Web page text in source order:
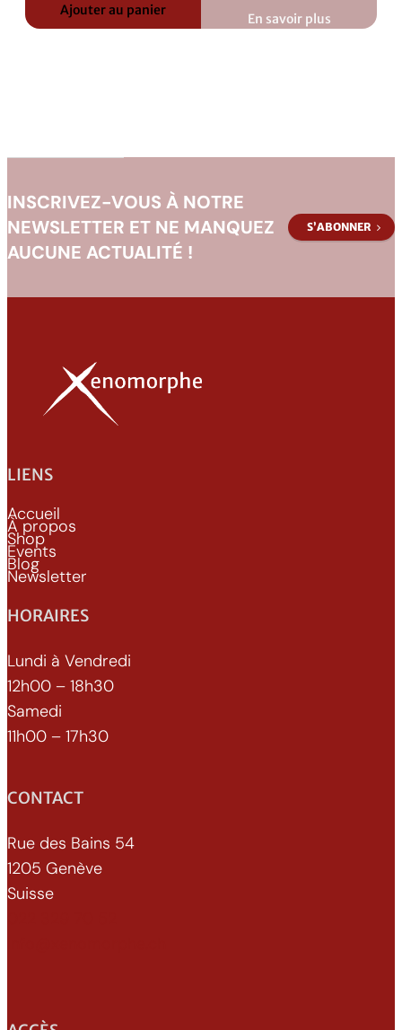
Ajouter au panier
En savoir plus
:
INSCRIVEZ-VOUS À NOTRE
NEWSLETTER ET NE MANQUEZ
AUCUNE ACTUALITÉ !
S’ABONNER
LIENS
Accueil
À propos
Shop
Events
Blog
Newsletter
HORAIRES
Lundi à Vendredi
12h00 – 18h30
Samedi
11h00 – 17h30
CONTACT
Rue des Bains 54
1205 Genève
Suisse